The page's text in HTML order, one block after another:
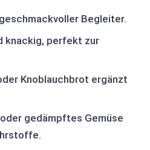
Begleiter.
knackig, perfekt zur
Knoblauchbrot ergänzt
gedämpftes Gemüse